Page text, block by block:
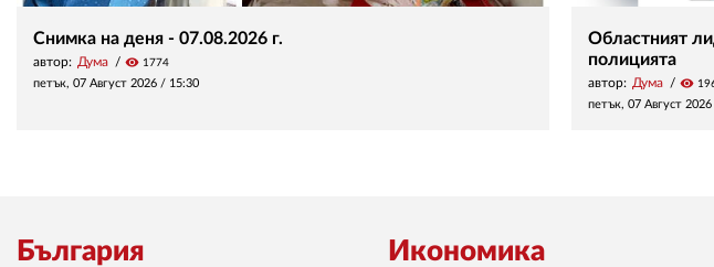
Снимка на деня - 07.08.2026 г.
автор: Дума visibility 1774
петък, 07 Август 2026 / 15:30
Областният
полицията
автор: Дума visibility
петък, 07 Август
България Икономика